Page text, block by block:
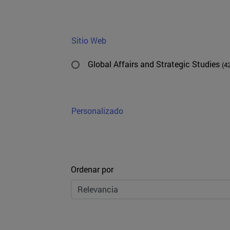
Sitio Web
Global Affairs and Strategic Studies
Personalizado
Ordenar
Ordenar por